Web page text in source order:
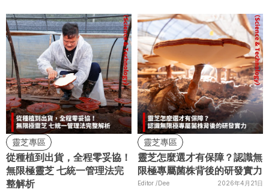
靈芝專區
從種植到出貨，全程零妥協！
無限極靈芝 七統一管理法完
整解析
靈芝專區
靈芝怎麼選才有保障？認識無
限極專屬菌株背後的研發實力
Editor /Dee 2026年4月21日